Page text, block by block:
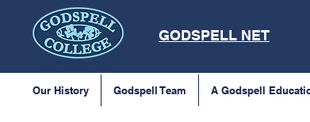
GODSPELL NET
Our History Godspell Team A Godspell